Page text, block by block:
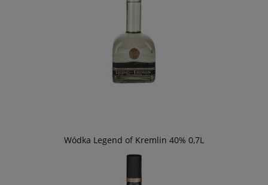
Wódka Legend of Kremlin 40% 0,7L